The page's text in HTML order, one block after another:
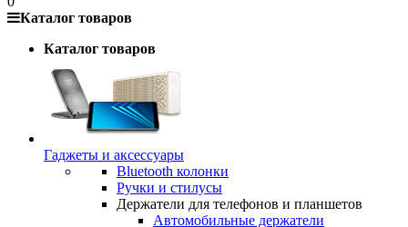
Каталог товаров
Каталог товаров
Гаджеты и аксессуары
Bluetooth колонки
Ручки и стилусы
Держатели для телефонов и планшетов
Автомобильные держатели